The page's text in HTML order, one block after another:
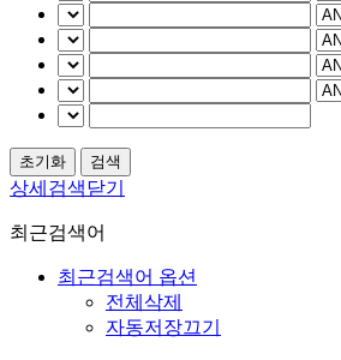
상세검색닫기
최근검색어
최근검색어 옵션
전체삭제
자동저장끄기